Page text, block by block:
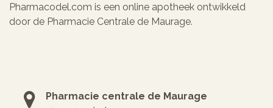
Pharmacodel.com is een online apotheek ontwikkeld
door de Pharmacie Centrale de Maurage.
Pharmacie centrale de Maurage